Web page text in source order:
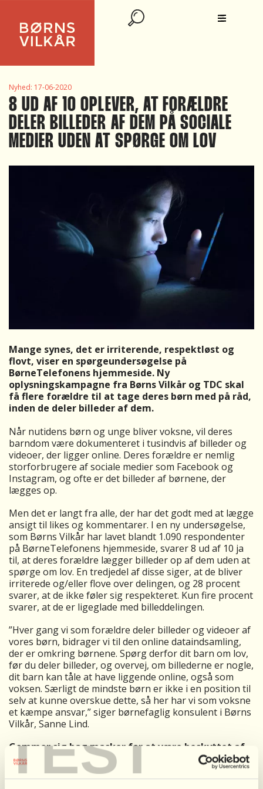
TEST
Nyhed: 17-06-2020
8 UD AF 10 OPLEVER, AT FORÆLDRE
DELER BILLEDER AF DEM PÅ SOCIALE
MEDIER UDEN AT SPØRGE OM LOV
Mange synes, det er irriterende, respektløst og
flovt, viser en spørgeundersøgelse på
BørneTelefonens hjemmeside. Ny
oplysningskampagne fra Børns Vilkår og TDC skal
få flere forældre til at tage deres børn med på råd,
inden de deler billeder af dem.
Når nutidens børn og unge bliver voksne, vil deres
barndom være dokumenteret i tusindvis af billeder og
videoer, der ligger online. Deres forældre er nemlig
storforbrugere af sociale medier som Facebook og
Instagram, og ofte er det billeder af børnene, der
lægges op.
Men det er langt fra alle, der har det godt med at lægge
ansigt til likes og kommentarer. I en ny undersøgelse,
som Børns Vilkår har lavet blandt 1.090 respondenter
på BørneTelefonens hjemmeside, svarer 8 ud af 10 ja
til, at deres forældre lægger billeder op af dem uden at
spørge om lov. En tredjedel af disse siger, at de bliver
irriterede og/eller flove over delingen, og 28 procent
svarer, at de ikke føler sig respekteret. Kun fire procent
svarer, at de er ligeglade med billeddelingen.
”Hver gang vi som forældre deler billeder og videoer af
vores børn, bidrager vi til den online dataindsamling,
der er omkring børnene. Spørg derfor dit barn om lov,
før du deler billeder, og overvej, om billederne er nogle,
dit barn kan tåle at have liggende online, også som
voksen. Særligt de mindste børn er ikke i en position til
selv at kunne overskue dette, så her har vi som voksne
et kæmpe ansvar,” siger børnefaglig konsulent i Børns
Vilkår, Sanne Lind.
Gemmer sig bag masker for at være beskyttet af
ophavsretsloven
For at hjælpe forældre med at finde en balance i
billeddelingen, som børnene kan være med på, lancerer